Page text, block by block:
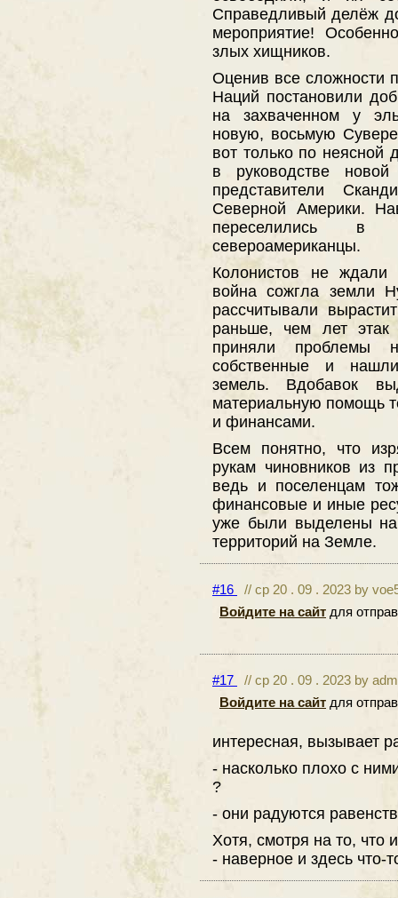
Справедливый делёж
мероприятие!
злых хищников.
Оценив все сложности
Наций постановили
на захваченном у
новую, восьмую
вот только по
в руководстве
представители
Северной Америки.
переселились в
североамериканцы.
Колонистов не ждали
война сожгла земли
рассчитывали
раньше, чем лет
приняли проблемы
собственные и
земель. Вдобавок
материальную помощь
и финансами.
Всем понятно, что
рукам чиновников из
ведь и поселенцам
финансовые и иные
уже были выделены на
территорий на Земле.
#16
// ср 20 . 09 . 2023 by
Войдите на сайт для
#17
// ср 20 . 09 . 2023 by
Войдите на сайт для
интересная, вызывает
- насколько плохо с
?
- они радуются
Хотя, смотря на то, что
- наверное и здесь что-